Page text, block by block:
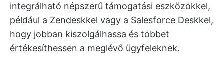
integrálható népszerű támogatási eszközökkel,
például a Zendeskkel vagy a Salesforce Deskkel,
hogy jobban kiszolgálhassa és többet
értékesíthessen a meglévő ügyfeleknek.